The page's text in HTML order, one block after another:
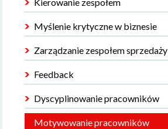
Myślenie krytyczne w biznesie
Zarządzanie zespołem sprzedaży
Feedback
Dyscyplinowanie pracowników
Motywowanie pracowników